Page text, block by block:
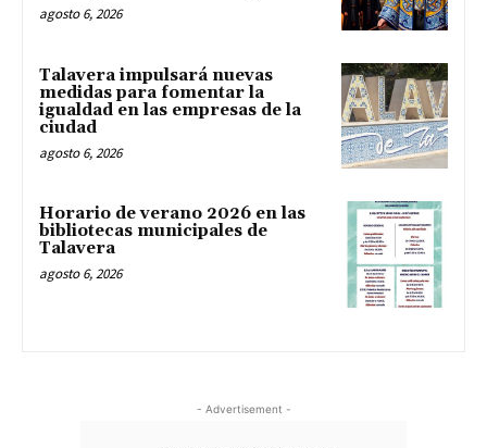
agosto 6, 2026
Talavera impulsará nuevas
medidas para fomentar la
igualdad en las empresas de la
ciudad
agosto 6, 2026
Horario de verano 2026 en las
bibliotecas municipales de
Talavera
agosto 6, 2026
- Advertisement -